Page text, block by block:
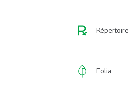
Répertoire
Folia